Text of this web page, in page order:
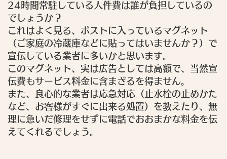
24時間常駐している人件費は誰が負担しているの
でしょうか？
これはよく見る、ポストに入っているマグネット
（ご家庭の冷蔵庫などに貼ってはいませんか？）で
宣伝している業者に多いかと思います。
このマグネット、実は広告としては高額で、当然宣
伝費もサービス料金に含まざるを得ません。
また、良心的な業者は応急対応（止水栓の止めかた
など、お客様がすぐに出来る処置）を教えたり、無
理に急いだ修理をせずに電話でおおまかな料金を伝
えてくれるでしょう。